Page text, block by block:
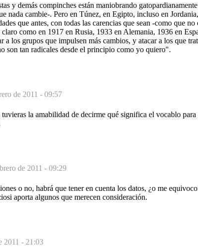
y demás compinches están maniobrando
nada cambie-. Pero en Túnez, en Egipto, incluso en
que antes, con todas las carencias que sean -como que
como en 1917 en Rusia, 1933 en Alemania, 1936 en
a los grupos que impulsen más cambios, y atacar a los que
son tan radicales desde el principio como yo quiero".
de 2011 - 09:57
tuvieras la amabilidad de decirme qué significa el vocablo
de 2011 - 09:29
o no, habrá que tener en cuenta los datos, ¿o me
aporta algunos que merecen consideración.
2011 - 21:03